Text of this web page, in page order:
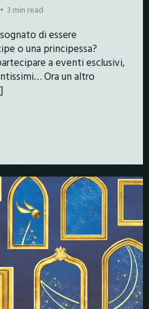
3 min read
di essere
o una principessa?
a eventi esclusivi,
Ora un altro